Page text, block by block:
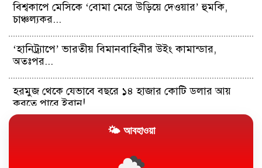
বিশ্বকাপে মেসিকে ‘বোমা মেরে উড়িয়ে দেওয়ার’ হুমকি,
চাঞ্চল্যকর...
‘হানিট্র্যাপে’ ভারতীয় বিমানবাহিনীর উইং কামান্ডার,
অতঃপর...
হরমুজ থেকে যেভাবে বছরে ১৪ হাজার কোটি ডলার আয়
করতে পারে ইরান!
গাইবান্ধায় ইয়াবাসহ মাদক কারবারি গ্রেফতার
🌤 আবহাওয়া